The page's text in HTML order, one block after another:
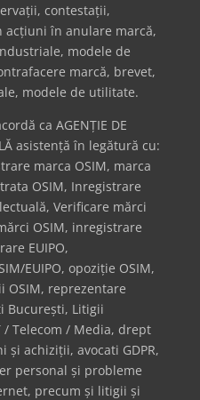
contestații,
în anulare marcă,
modele de
marcă, brevet,
modele de utilitate.
ca AGENȚIE DE
asistență în legătură cu:
marca OSIM, marca
OSIM, Inregistrare
Verificare mărci
OSIM, inregistrare
EUIPO,
EUIPO, opoziție OSIM,
OSIM, reprezentare
București, Litigii
Telecom / Media, drept
achiziții, avocati GDPR,
personal și probleme
precum și litigii și